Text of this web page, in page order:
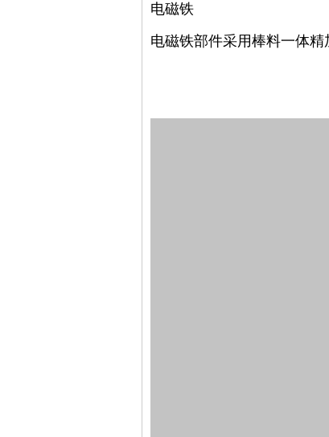
电磁铁
电磁铁部件采用棒料一体精